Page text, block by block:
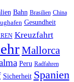
Bahn Brasilien China
Gesundheit
Kreuzfahrt
Mallorca
Peru Radfahren
Sicherheit Spanien